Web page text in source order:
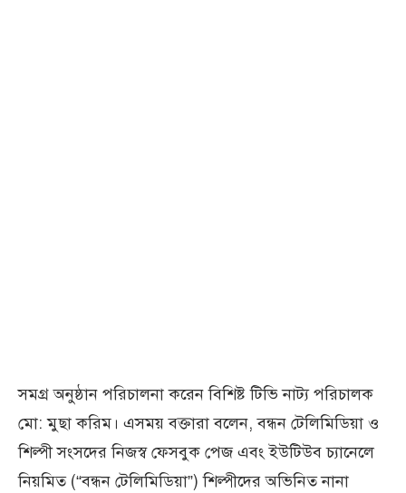
সমগ্র অনুষ্ঠান পরিচালনা করেন বিশিষ্ট টিভি নাট্য পরিচালক
মো: মুছা করিম। এসময় বক্তারা বলেন, বন্ধন টেলিমিডিয়া ও
শিল্পী সংসদের নিজস্ব ফেসবুক পেজ এবং ইউটিউব চ্যানেলে
নিয়মিত (“বন্ধন টেলিমিডিয়া”) শিল্পীদের অভিনিত নানা